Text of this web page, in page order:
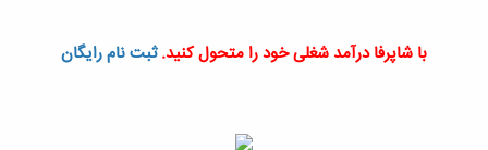
با شاپرفا درآمد شغلی خود را متحول کنید. ثبت نام رایگان